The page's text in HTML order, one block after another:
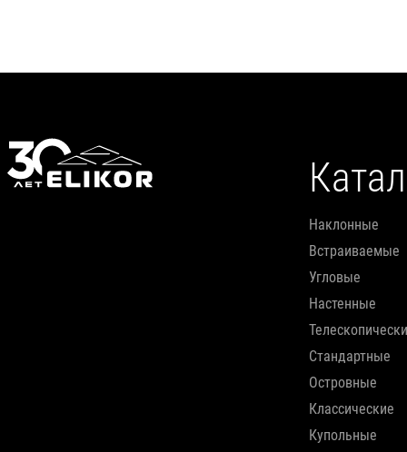
наклонные
встраиваемые
угловые
настенные
стандартные
островные
классические
купольные